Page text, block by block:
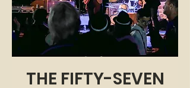
THE FIFTY-SEVEN